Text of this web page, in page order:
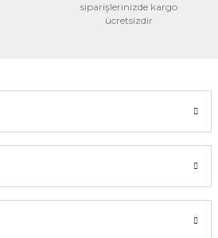
siparişlerinizde kargo
ücretsizdir